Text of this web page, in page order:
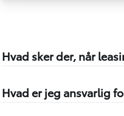
Hvad sker der, når
Hvad er jeg ansvarlig